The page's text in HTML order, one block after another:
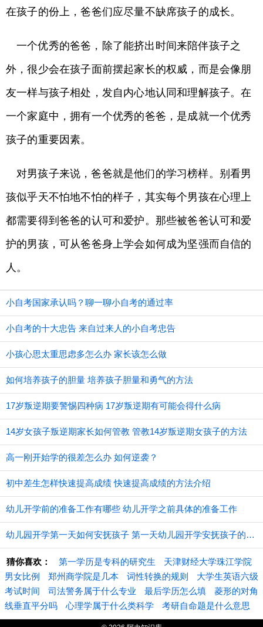
在孩子的份上，爸爸们应尽量不缺席孩子的成长。
一个优秀的爸爸，除了能挤出时间来陪伴孩子之
外，很少会在孩子面前摆起家长的权威，而是会像朋
友一样与孩子相处，发自内心地认同和理解孩子。在
一个家庭中，拥有一个优秀的爸爸，是成就一个优秀
孩子的重要因素。
对男孩子来说，爸爸就是他们的学习榜样。别看男
孩似乎天不怕地不怕的样子，其实每个男孩在心理上
都需要得到爸爸的认可和爱护。那些被爸爸认可和爱
护的男孩，可从爸爸身上学会如何成为坚强而自信的
人。
小自考国家承认吗？聊一聊小自考的通过率
小自考的十大忠告 来自过来人的小自考忠告
小孩心思太重思虑多怎么办 家长该怎么做
如何培养孩子的胆量 培养孩子胆量和勇气的方法
17岁叛逆期要警惕四种病 17岁叛逆期有可能会得什么病
14岁女孩子叛逆期家长如何管教 管教14岁叛逆期女孩子的方法
高一刚开始学的很差怎么办 如何逆袭？
初中差生怎样快速提高成绩 快速提高成绩的方法介绍
幼儿开学前的准备工作有哪些 幼儿开学之前具体的准备工作
幼儿园开学第一天如何安抚孩子 第一天幼儿园开学安抚孩子的注意事项
猜你喜欢： 第一学历是专科的研究生
天津财经大学珠江学院
男女比例
郑州商学院是几本 词性转换的规则
大学生英语六级
考试时间
司法警务属于什么专业 最后学历怎么填
菱形的对角
线垂直平分吗
心理学属于什么类科学 考研自命题是什么意思